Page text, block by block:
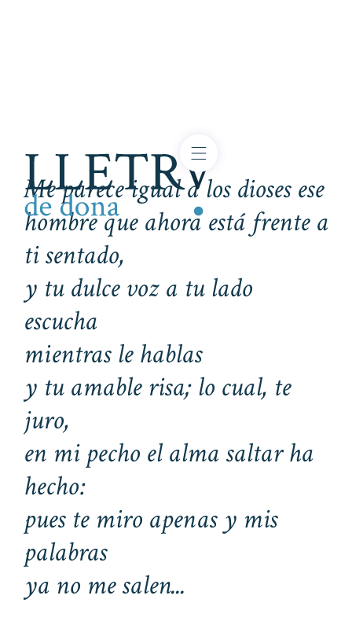
Me parece igual a los dioses ese
hombre que ahora está frente a
ti sentado,
y tu dulce voz a tu lado
escucha
mientras le hablas
y tu amable risa; lo cual, te
juro,
en mi pecho el alma saltar ha
hecho:
pues te miro apenas y mis
palabras
ya no me salen...